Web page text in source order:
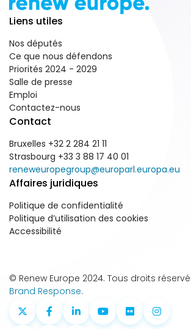
Liens utiles
Nos députés
Ce que nous défendons
Priorités 2024 - 2029
Salle de presse
Emploi
Contactez-nous
Contact
Bruxelles +32 2 284 21 11
Strasbourg +33 3 88 17 40 01
reneweuropegroup@europarl.europa.eu
Affaires juridiques
Politique de confidentialité
Politique d’utilisation des cookies
Accessibilité
© Renew Europe 2024. Tous droits
Brand Response.